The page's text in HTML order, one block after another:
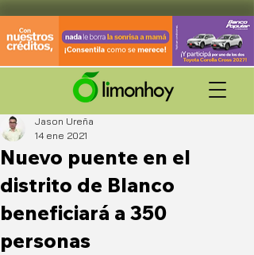
Nuevo puente en el
distrito de Blanco
beneficiará a 350
personas
Jason Ureña
14 ene 2021